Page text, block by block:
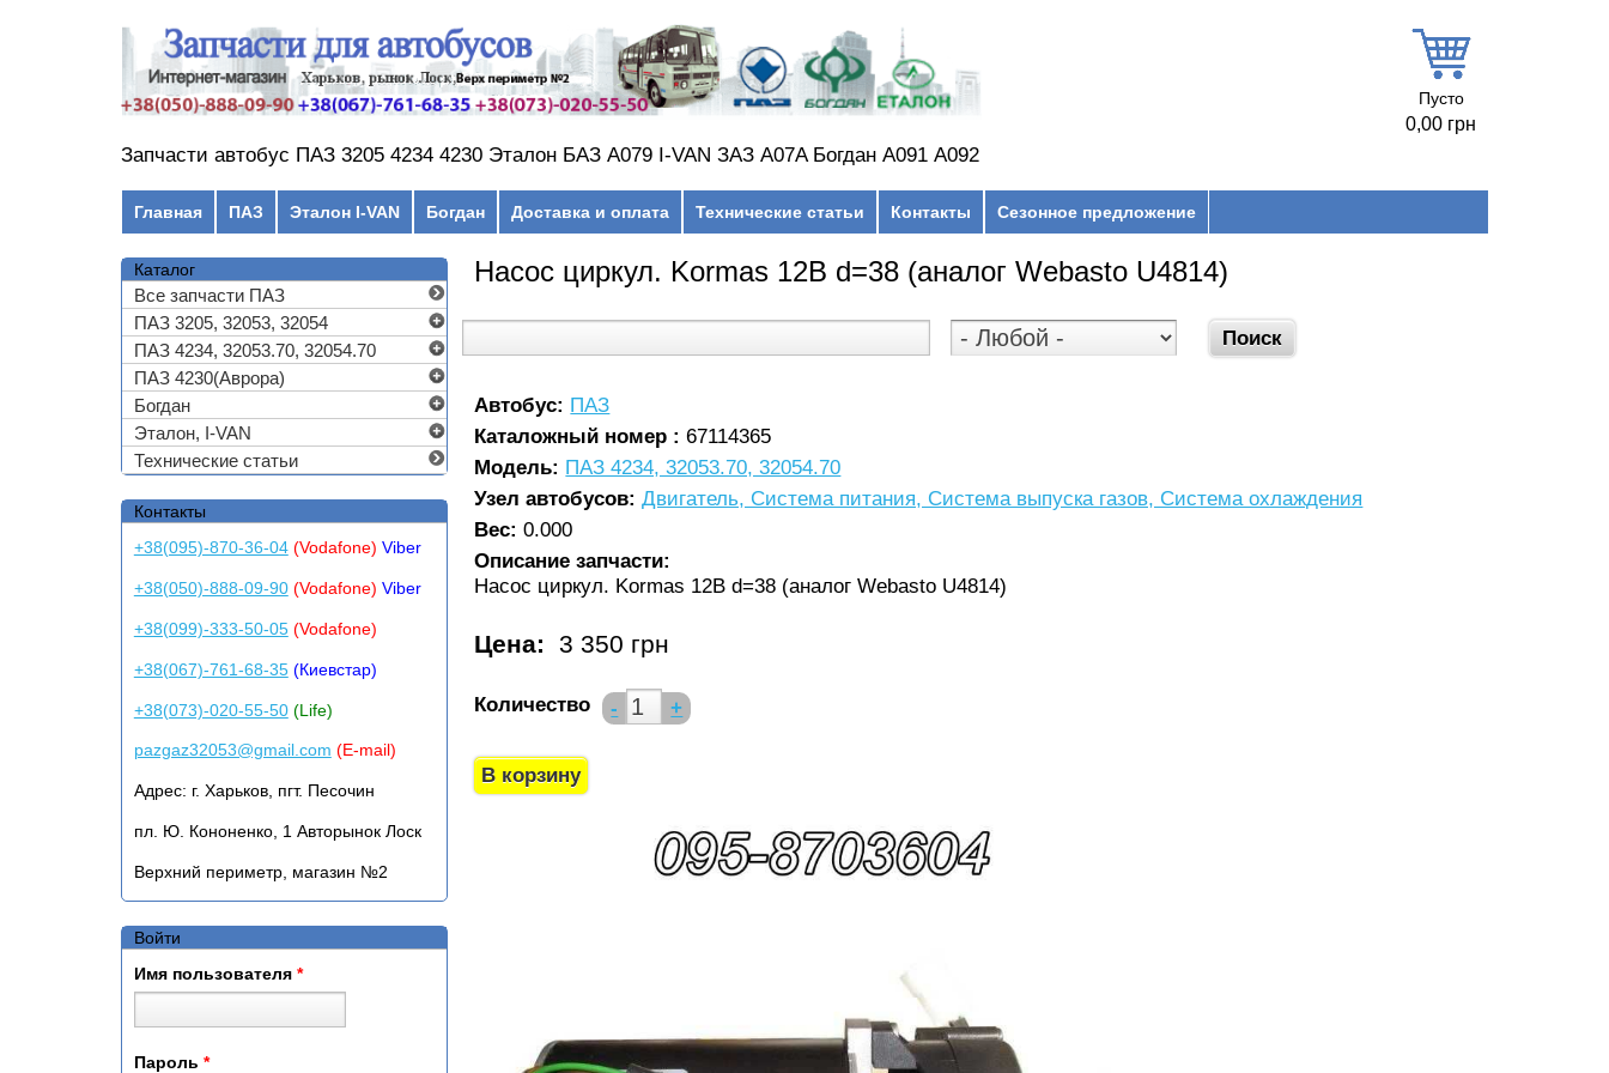
Пусто
0,00 грн
Запчасти автобус ПАЗ 3205 4234 4230 Эталон БАЗ А079 I-VAN ЗАЗ A07A Богдан А091 А092
Главная ПАЗ Эталон I-VAN Богдан Доставка и оплата Технические статьи Контакты Сезонное предложение
Насос циркул. Kormas 12В d=38 (аналог Webasto U4814)
Автобус: ПАЗ
Каталожный номер :67114365
Модель: ПАЗ 4234, 32053.70, 32054.70
Узел автобусов:Двигатель, Система питания, Система выпуска газов, Система охлаждения
Вес:0.000
Описание запчасти:
Насос циркул. Kormas 12В d=38 (аналог Webasto U4814)
Цена: 3 350 грн
Количество - +
Каталог
Все запчасти ПАЗ
ПАЗ 3205, 32053, 32054
ПАЗ 4234, 32053.70, 32054.70
ПАЗ 4230(Аврора)
Богдан
Эталон, I-VAN
Технические статьи
Контакты
+38(095)-870-36-04(Vodafone) Viber
+38(050)-888-09-90(Vodafone) Viber
+38(099)-333-50-05(Vodafone)
+38(067)-761-68-35(Киевстар)
+38(073)-020-55-50(Life)
pazgaz32053@gmail.com (E-mail)
Адрес: г. Харьков, пгт. Песочин
пл. Ю. Кононенко, 1 Авторынок Лоск
Верхний периметр, магазин №2
Войти
Имя пользователя *
Пароль *